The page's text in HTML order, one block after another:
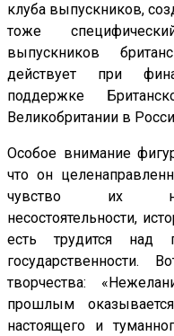
клуба выпускников,
тоже
выпускников
действует при
поддержке
Великобритании в
Особое внимание
что он
чувство их
несостоятельности,
есть трудится над
государственности.
творчества:
прошлым
настоящего и